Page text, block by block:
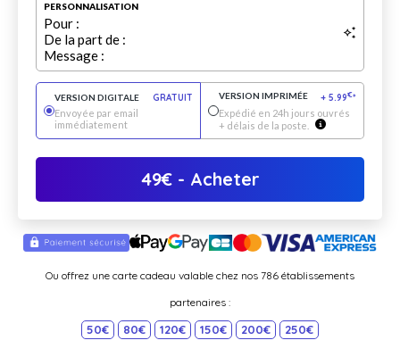
PERSONNALISATION
Pour :
De la part de :
Message :
VERSION DIGITALE
GRATUIT
Envoyée par email
immédiatement
VERSION IMPRIMÉE + 5.99€*
Expédié en 24h jours ouvrés
+ délais de la poste.
49€- Acheter
Ou offrez une carte cadeau valable chez nos 786 établissements
partenaires :
50€ 80€ 120€ 150€ 200€ 250€